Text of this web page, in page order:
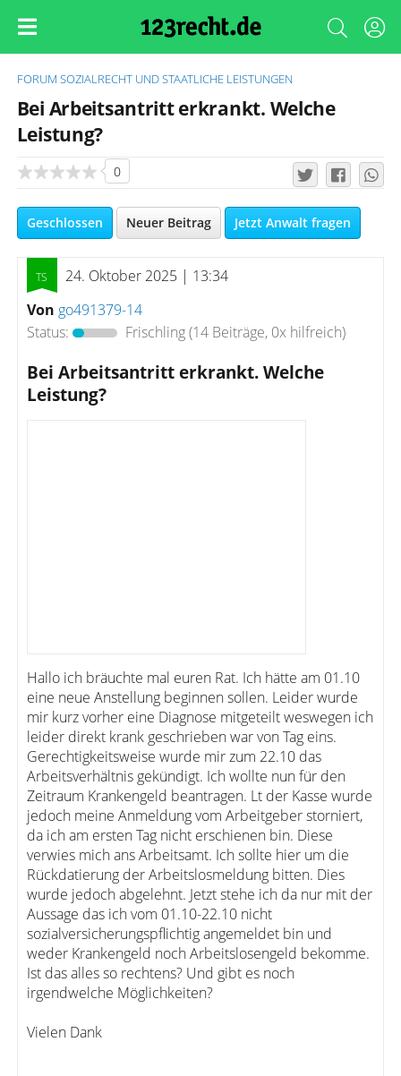
FORUM SOZIALRECHT UND STAATLICHE LEISTUNGEN
Bei Arbeitsantritt erkrankt. Welche
Leistung?
0
Geschlossen Neuer Beitrag Jetzt Anwalt fragen
24. Oktober 2025 | 13:34
Von go491379-14
Status:
Frischling(14 Beiträge, 0x hilfreich)
Bei Arbeitsantritt erkrankt. Welche
Leistung?
Hallo ich bräuchte mal euren Rat. Ich hätte am 01.10
eine neue Anstellung beginnen sollen. Leider wurde
mir kurz vorher eine Diagnose mitgeteilt weswegen ich
leider direkt krank geschrieben war von Tag eins.
Gerechtigkeitsweise wurde mir zum 22.10 das
Arbeitsverhältnis gekündigt. Ich wollte nun für den
Zeitraum Krankengeld beantragen. Lt der Kasse wurde
jedoch meine Anmeldung vom Arbeitgeber storniert,
da ich am ersten Tag nicht erschienen bin. Diese
verwies mich ans Arbeitsamt. Ich sollte hier um die
Rückdatierung der Arbeitslosmeldung bitten. Dies
wurde jedoch abgelehnt. Jetzt stehe ich da nur mit der
Aussage das ich vom 01.10-22.10 nicht
sozialversicherungspflichtig angemeldet bin und
weder Krankengeld noch Arbeitslosengeld bekomme.
Ist das alles so rechtens? Und gibt es noch
irgendwelche Möglichkeiten?
Vielen Dank